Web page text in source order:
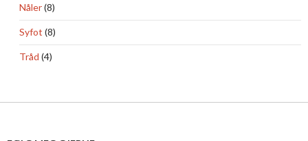
Nåler(8)
Syfot (8)
Tråd (4)